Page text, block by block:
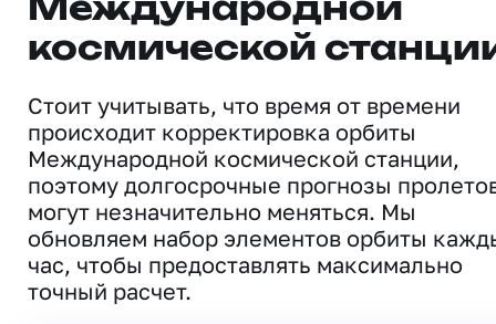
Международной
космической
Стоит учитывать, что время от времени
происходит корректировка орбиты
Международной космической станции,
поэтому долгосрочные прогнозы
могут незначительно меняться. Мы
обновляем набор элементов орбиты
час, чтобы предоставлять максимально
точный расчет.